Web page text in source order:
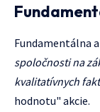
Fundamentálna
spoločnosti na
kvalitatívnych
hodnotu" akcie.